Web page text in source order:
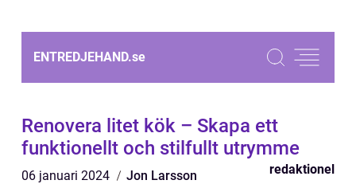
ENTREDJEHAND.se
Renovera litet kök – Skapa ett
funktionellt och stilfullt utrymme
06 januari 2024 Jon Larsson redaktionel